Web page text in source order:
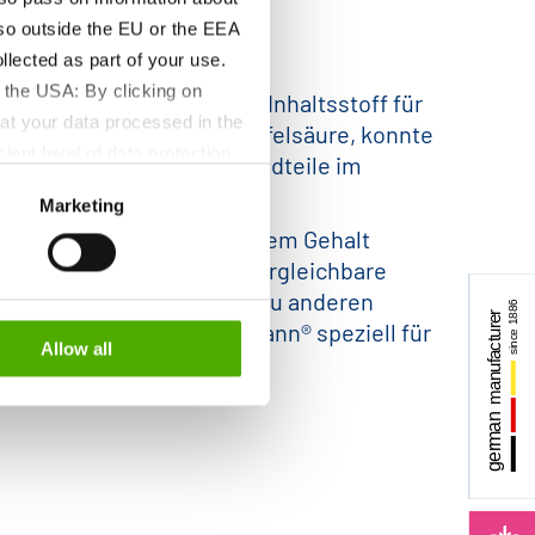
outside the EU or the EEA
as part of your use.
USA: By clicking on
your data processed in the
about the cookies
Marketing
Allow all
neuer und innovativer Inhaltsstoff für
Zitronensäure und Äpfelsäure, konnte
sind natürliche Bestandteile im
ist mit dem Gehalt
ist deutlich besser. Vergleichbare
ist im Vergleich zu anderen
von Dr. Paul Lohmann® speziell für